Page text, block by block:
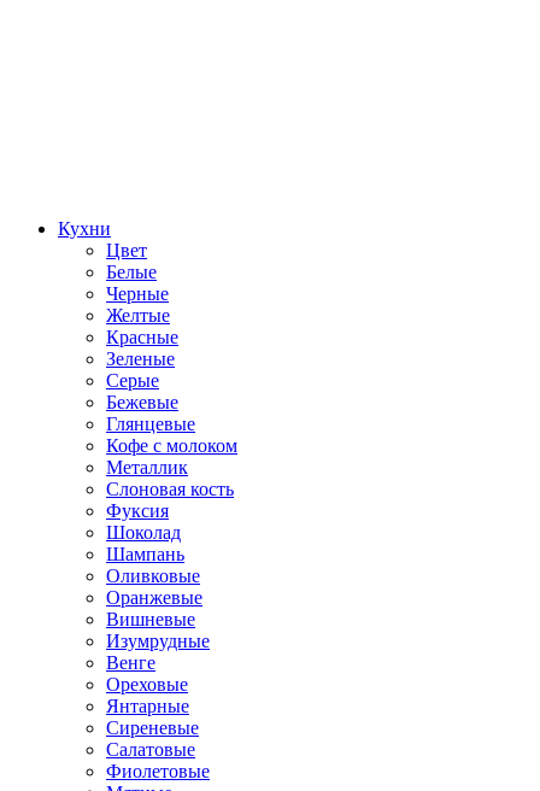
Кухни
Цвет
Белые
Черные
Желтые
Красные
Зеленые
Серые
Бежевые
Глянцевые
Кофе с молоком
Металлик
Слоновая кость
Фуксия
Шоколад
Шампань
Оливковые
Оранжевые
Вишневые
Изумрудные
Венге
Ореховые
Янтарные
Сиреневые
Салатовые
Фиолетовые